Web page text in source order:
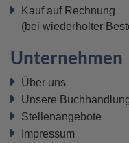
Kauf auf Rechnung
(bei wiederholter
Unternehmen
Über uns
Unsere
Stellenangebote
Impressum